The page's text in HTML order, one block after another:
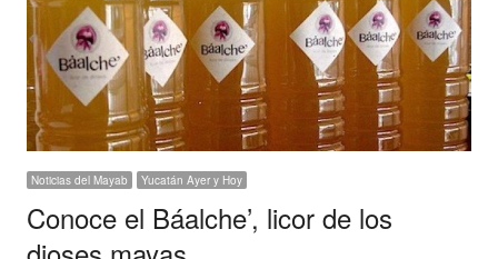
Noticias del Mayab Yucatán Ayer y Hoy
Conoce el Báalche’, licor de los